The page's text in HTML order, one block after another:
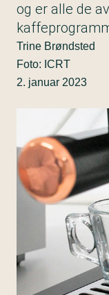
og er alle de
Trine Brøndsted
Foto: ICRT
2. januar 2023